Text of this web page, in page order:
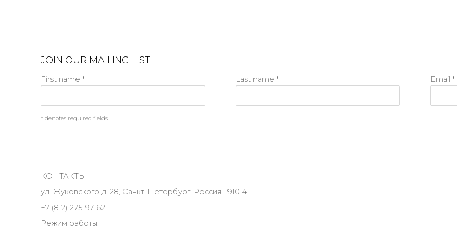
JOIN OUR MAILING LIST
First name * Last name * Email *
* denotes required fields
КОНТАКТЫ
ул. Жуковского д. 28, Санкт-Петербург, Россия, 191014
+7 (812) 275-97-62
Режим работы: